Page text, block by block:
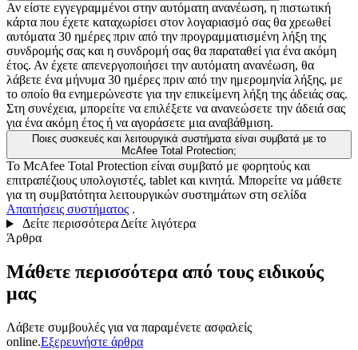
Αν είστε εγγεγραμμένοι στην αυτόματη ανανέωση, η πιστωτική
κάρτα που έχετε καταχωρίσει στον λογαριασμό σας θα χρεωθεί
αυτόματα 30 ημέρες πριν από την προγραμματισμένη λήξη της
συνδρομής σας και η συνδρομή σας θα παραταθεί για ένα ακόμη
έτος. Αν έχετε απενεργοποιήσει την αυτόματη ανανέωση, θα
λάβετε ένα μήνυμα 30 ημέρες πριν από την ημερομηνία λήξης, με
το οποίο θα ενημερώνεστε για την επικείμενη λήξη της άδειάς σας.
Στη συνέχεια, μπορείτε να επιλέξετε να ανανεώσετε την άδειά σας
για ένα ακόμη έτος ή να αγοράσετε μια αναβάθμιση.
Ποιες συσκευές και λειτουργικά συστήματα είναι συμβατά με το
McAfee Total Protection;
Το McAfee Total Protection είναι συμβατό με φορητούς και
επιτραπέζιους υπολογιστές, tablet και κινητά. Μπορείτε να μάθετε
για τη συμβατότητα λειτουργικών συστημάτων στη σελίδα
Απαιτήσεις συστήματος .
Δείτε περισσότερα Δείτε λιγότερα
Άρθρα
Μάθετε περισσότερα από τους ειδικούς
μας
Λάβετε συμβουλές για να παραμένετε ασφαλείς
online.Εξερευνήστε άρθρα